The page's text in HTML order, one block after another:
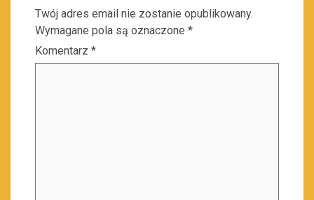
Twój adres email nie zostanie opublikowany.
Wymagane pola są oznaczone *
Komentarz *